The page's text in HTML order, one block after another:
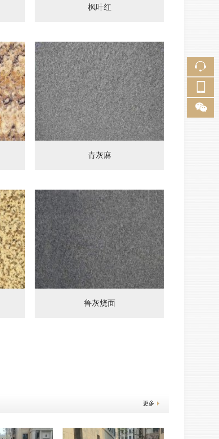
枫叶红
青灰麻
鲁灰烧面
更多